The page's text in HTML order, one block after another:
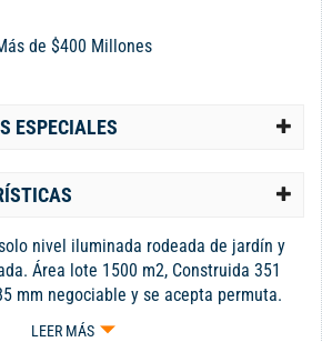
de $400 Millones
ESPECIALES
nivel iluminada rodeada de jardín y
Área lote 1500 m2, Construida 351
mm negociable y se acepta permuta.
con clóset (la ppal con baño), 1
LEER MÁS